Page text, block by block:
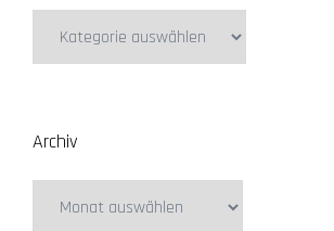
Archiv